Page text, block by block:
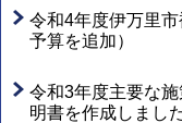
令和4年度伊万里
予算を追加）
令和3年度主要な
明書を作成しまし